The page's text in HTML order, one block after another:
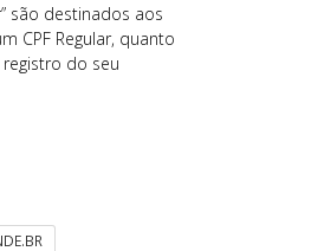
são destinados aos
CPF Regular, quanto
do seu